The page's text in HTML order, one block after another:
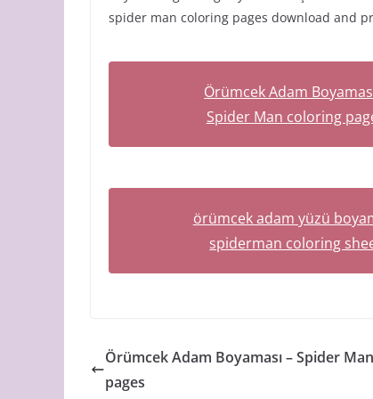
spider man coloring pages download and
Örümcek Adam
Spider Man coloring
örümcek adam yüzü
spiderman coloring
Örümcek Adam Boyaması – Spider
pages